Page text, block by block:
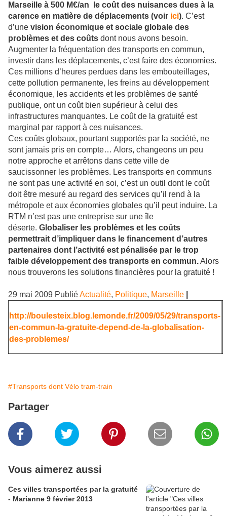
Marseille à 500 M€/an le coût des nuisances dues à la
carence en matière de déplacements (voir ici). C’est
d’une vision économique et sociale globale des
problèmes et des coûts dont nous avons besoin.
Augmenter la fréquentation des transports en commun,
investir dans les déplacements, c’est faire des économies.
Ces millions d’heures perdues dans les embouteillages,
cette pollution permanente, les freins au développement
économique, les accidents et les problèmes de santé
publique, ont un coût bien supérieur à celui des
infrastructures manquantes. Le coût de la gratuité est
marginal par rapport à ces nuisances.
Ces coûts globaux, pourtant supportés par la société, ne
sont jamais pris en compte… Alors, changeons un peu
notre approche et arrêtons dans cette ville de
saucissonner les problèmes. Les transports en communs
ne sont pas une activité en soi, c’est un outil dont le coût
doit être mesuré au regard des services qu’il rend à la
métropole et aux économies globales qu’il peut induire. La
RTM n’est pas une entreprise sur une île
déserte. Globaliser les problèmes et les coûts
permettrait d’impliquer dans le financement d’autres
partenaires dont l’activité est pénalisée par le trop
faible développement des transports en commun.Alors
nous trouverons les solutions financières pour la gratuité !
29 mai 2009 PubliéActualité, Politique, Marseille
http://boulesteix.blog.lemonde.fr/2009/05/29/transports-
en-commun-la-gratuite-depend-de-la-globalisation-
des-problemes/
#Transports dont Vélo tram-train
Partager
Vous aimerez aussi
Ces villes transportées par la gratuité
- Marianne 9 février 2013